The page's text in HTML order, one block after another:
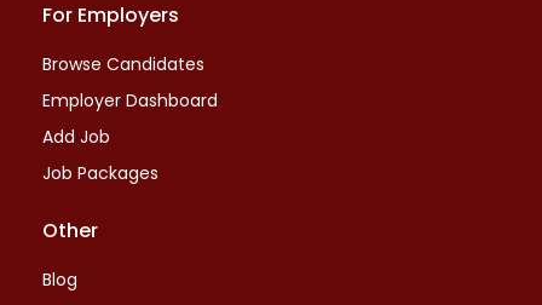
For Employers
Browse Candidates
Employer Dashboard
Add Job
Job Packages
Other
Blog